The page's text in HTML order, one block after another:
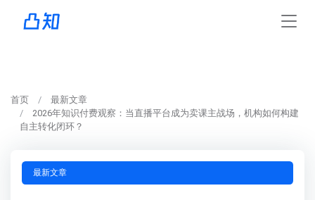
首页
最新文章
2026年知识付费观察：当直播平台成为卖课主战场，机构如何构建
自主转化闭环？
最新文章